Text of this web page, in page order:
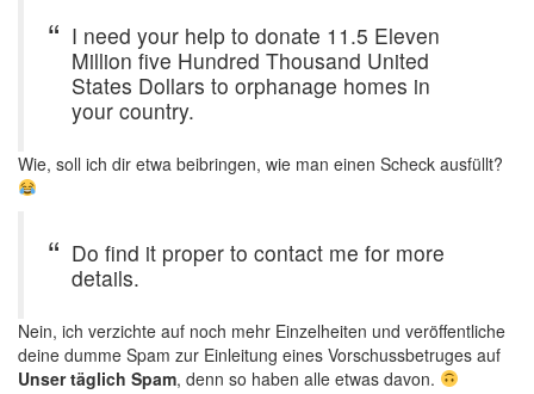
I need your help to donate 11.5 Eleven
Million five Hundred Thousand United
States Dollars to orphanage homes in
your country.
Wie, soll ich dir etwa beibringen, wie man einen Scheck ausfüllt?
Do find it proper to contact me for more
details.
Nein, ich verzichte auf noch mehr Einzelheiten und veröffentliche
deine dumme Spam zur Einleitung eines Vorschussbetruges auf
Unser täglich Spam, denn so haben alle etwas davon.